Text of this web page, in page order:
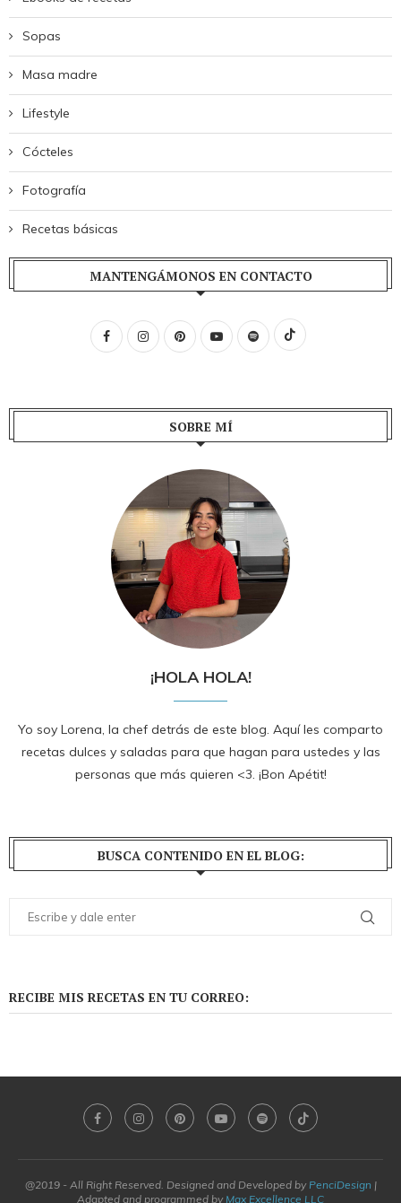
Sopas
Masa madre
Lifestyle
Cócteles
Fotografía
Recetas básicas
MANTENGÁMONOS EN CONTACTO
SOBRE MÍ
¡HOLA HOLA!
Yo soy Lorena, la chef detrás de este blog. Aquí les comparto
recetas dulces y saladas para que hagan para ustedes y las
personas que más quieren <3. ¡Bon Apétit!
BUSCA CONTENIDO EN EL BLOG:
RECIBE MIS RECETAS EN TU CORREO:
@2019 - All Right Reserved. Designed and Developed by PenciDesign |
Adapted and programmed by Max Excellence LLC